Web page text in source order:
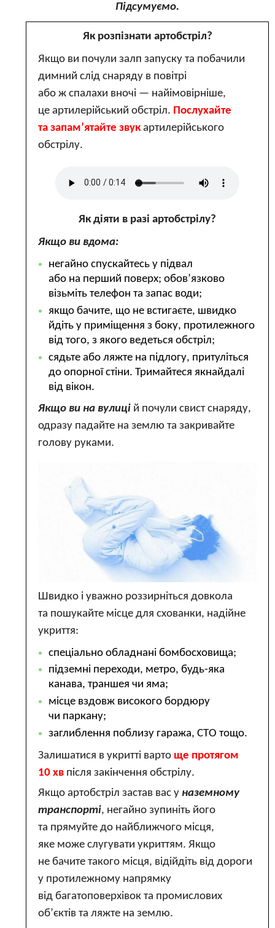
Підсумуємо.
Як розпізнати артобстріл?
Якщо ви почули залп запуску та побачили
димний слід снаряду в повітрі
або ж спалахи вночі — найімовірніше,
це артилерійський обстріл. Послухайте
та запам’ятайте звукартилерійського
обстрілу.
Як діяти в разі артобстрілу?
Якщо ви вдома:
негайно спускайтесь у підвал
або на перший поверх; обов’язково
візьміть телефон та запас води;
якщо бачите, що не встигаєте, швидко
йдіть у приміщення з боку, протилежного
від того, з якого ведеться обстріл;
сядьте або ляжте на підлогу, притуліться
до опорної стіни. Тримайтеся якнайдалі
від вікон.
Якщо ви на вулиці й почули свист снаряду,
одразу падайте на землю та закривайте
голову руками.
Швидко і уважно роззирніться довкола
та пошукайте місце для схованки, надійне
укриття:
спеціально обладнані бомбосховища;
підземні переходи, метро, будь-яка
канава, траншея чи яма;
місце вздовж високого бордюру
чи паркану;
заглиблення поблизу гаража, СТО тощо.
Залишатися в укритті варто ще протягом
10 хв після закінчення обстрілу.
Якщо артобстріл застав вас у наземному
транспорті, негайно зупиніть його
та прямуйте до найближчого місця,
яке може слугувати укриттям. Якщо
не бачите такого місця, відійдіть від дороги
у протилежному напрямку
від багатоповерхівок та промислових
об’єктів та ляжте на землю.